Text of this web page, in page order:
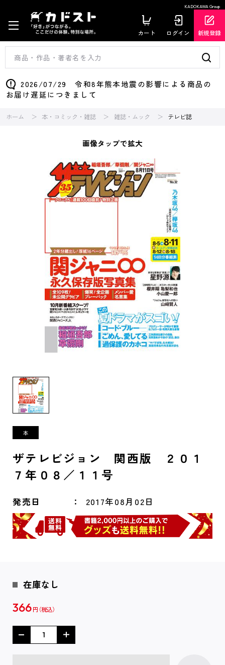
KADOKAWA Group
カート ログイン 新規登録
2026/07/29 令和8年熊本地震の影響による商品の
お届け遅延につきまして
ホーム 本・コミック・雑誌 雑誌・ムック テレビ誌
画像タップで拡大
ザテレビジョン 関西版 ２０１
７年０８／１１号
発売日 2017年08月02日
在庫なし
366 円